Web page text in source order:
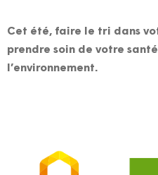
Cet été, faire le tri dans
prendre soin de votre
l’environnement.